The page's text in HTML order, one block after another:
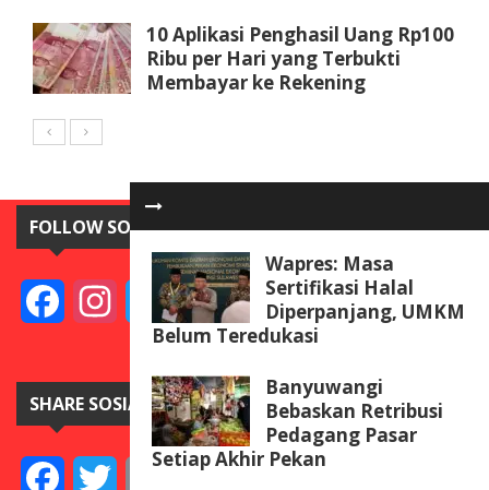
Wapres: Masa
Sertifikasi Halal
Diperpanjang, UMKM
Belum Teredukasi
Banyuwangi
Bebaskan Retribusi
Pedagang Pasar
Setiap Akhir Pekan
10 Aplikasi Penghasil Uang Rp100
Ribu per Hari yang Terbukti
Membayar ke Rekening
FOLLOW SOSIAL MEDIA
FacebookInstagramTwitter YouTube
SHARE SOSIAL MEDIA
Facebook Email